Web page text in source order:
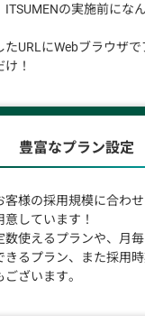
の実施前にな
URLにWebブラウザ
！
豊富なプラン設定
客様の採用規模に合わ
しています！
数使えるプランや、月
きるプラン、また採用
ざいます。